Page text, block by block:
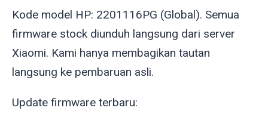
Kode model HP: 2201116PG (Global). Semua
firmware stock diunduh langsung dari server
Xiaomi. Kami hanya membagikan tautan
langsung ke pembaruan asli.
Update firmware terbaru: